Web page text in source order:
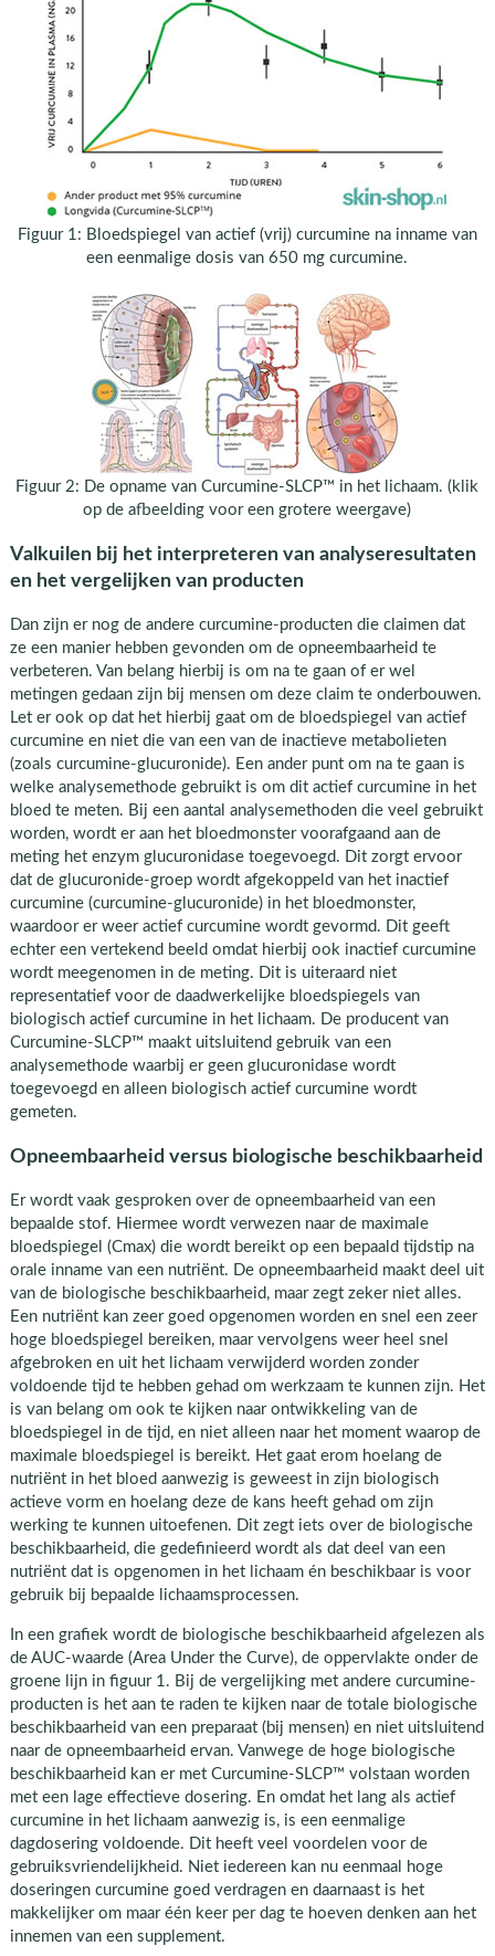
Figuur 1: Bloedspiegel van actief (vrij) curcumine na inname van
een eenmalige dosis van 650 mg curcumine.
Figuur 2: De opname van Curcumine-SLCP™ in het lichaam. (klik
op de afbeelding voor een grotere weergave)
Valkuilen bij het interpreteren van analyseresultaten
en het vergelijken van producten
Dan zijn er nog de andere curcumine-producten die claimen dat
ze een manier hebben gevonden om de opneembaarheid te
verbeteren. Van belang hierbij is om na te gaan of er wel
metingen gedaan zijn bij mensen om deze claim te onderbouwen.
Let er ook op dat het hierbij gaat om de bloedspiegel van actief
curcumine en niet die van een van de inactieve metabolieten
(zoals curcumine-glucuronide). Een ander punt om na te gaan is
welke analysemethode gebruikt is om dit actief curcumine in het
bloed te meten. Bij een aantal analysemethoden die veel gebruikt
worden, wordt er aan het bloedmonster voorafgaand aan de
meting het enzym glucuronidase toegevoegd. Dit zorgt ervoor
dat de glucuronide-groep wordt afgekoppeld van het inactief
curcumine (curcumine-glucuronide) in het bloedmonster,
waardoor er weer actief curcumine wordt gevormd. Dit geeft
echter een vertekend beeld omdat hierbij ook inactief curcumine
wordt meegenomen in de meting. Dit is uiteraard niet
representatief voor de daadwerkelijke bloedspiegels van
biologisch actief curcumine in het lichaam. De producent van
Curcumine-SLCP™ maakt uitsluitend gebruik van een
analysemethode waarbij er geen glucuronidase wordt
toegevoegd en alleen biologisch actief curcumine wordt
gemeten.
Opneembaarheid versus biologische beschikbaarheid
Er wordt vaak gesproken over de opneembaarheid van een
bepaalde stof. Hiermee wordt verwezen naar de maximale
bloedspiegel (Cmax) die wordt bereikt op een bepaald tijdstip na
orale inname van een nutriënt. De opneembaarheid maakt deel uit
van de biologische beschikbaarheid, maar zegt zeker niet alles.
Een nutriënt kan zeer goed opgenomen worden en snel een zeer
hoge bloedspiegel bereiken, maar vervolgens weer heel snel
afgebroken en uit het lichaam verwijderd worden zonder
voldoende tijd te hebben gehad om werkzaam te kunnen zijn. Het
is van belang om ook te kijken naar ontwikkeling van de
bloedspiegel in de tijd, en niet alleen naar het moment waarop de
maximale bloedspiegel is bereikt. Het gaat erom hoelang de
nutriënt in het bloed aanwezig is geweest in zijn biologisch
actieve vorm en hoelang deze de kans heeft gehad om zijn
werking te kunnen uitoefenen. Dit zegt iets over de biologische
beschikbaarheid, die gedefinieerd wordt als dat deel van een
nutriënt dat is opgenomen in het lichaam én beschikbaar is voor
gebruik bij bepaalde lichaamsprocessen.
In een grafiek wordt de biologische beschikbaarheid afgelezen als
de AUC-waarde (Area Under the Curve), de oppervlakte onder de
groene lijn in figuur 1. Bij de vergelijking met andere curcumine-
producten is het aan te raden te kijken naar de totale biologische
beschikbaarheid van een preparaat (bij mensen) en niet uitsluitend
naar de opneembaarheid ervan. Vanwege de hoge biologische
beschikbaarheid kan er met Curcumine-SLCP™ volstaan worden
met een lage effectieve dosering. En omdat het lang als actief
curcumine in het lichaam aanwezig is, is een eenmalige
dagdosering voldoende. Dit heeft veel voordelen voor de
gebruiksvriendelijkheid. Niet iedereen kan nu eenmaal hoge
doseringen curcumine goed verdragen en daarnaast is het
makkelijker om maar één keer per dag te hoeven denken aan het
innemen van een supplement.